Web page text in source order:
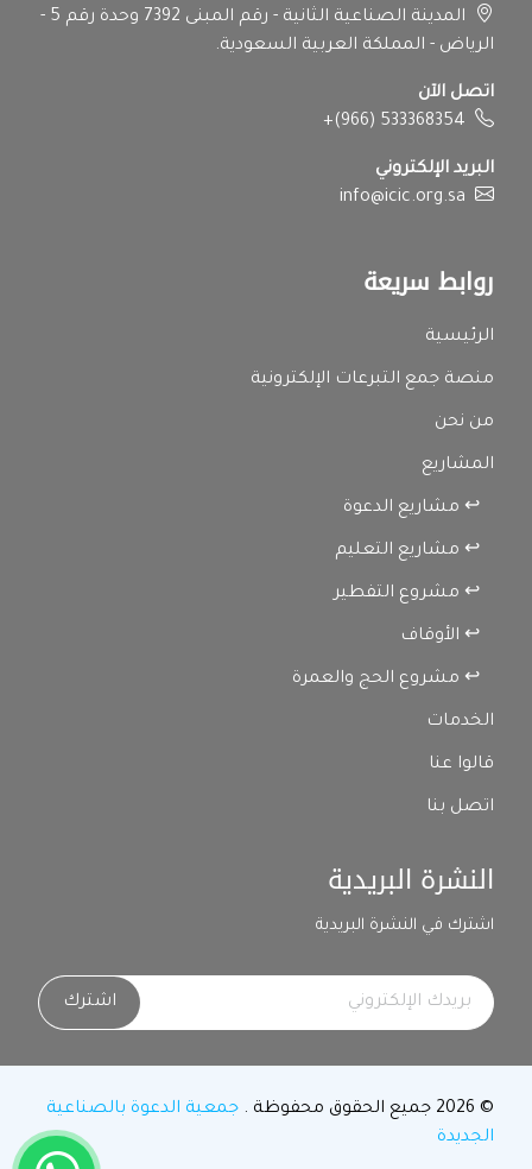
المدينة الصناعية الثانية - رقم المبنى 7392 وحدة رقم 5 -
الرياض - المملكة العربية السعودية.
اتصل الآن
+(966) 533368354
البريد الإلكتروني
info@icic.org.sa
روابط سريعة
الرئيسية
منصة جمع التبرعات الإلكترونية
من نحن
المشاريع
↩ مشاريع الدعوة
↩ مشاريع التعليم
↩ مشروع التفطير
↩ الأوقاف
↩ مشروع الحج والعمرة
الخدمات
قالوا عنا
اتصل بنا
النشرة البريدية
اشترك في النشرة البريدية
اشترك
© 2026 جميع الحقوق محفوظة .
جمعية الدعوة بالصناعية
الجديدة